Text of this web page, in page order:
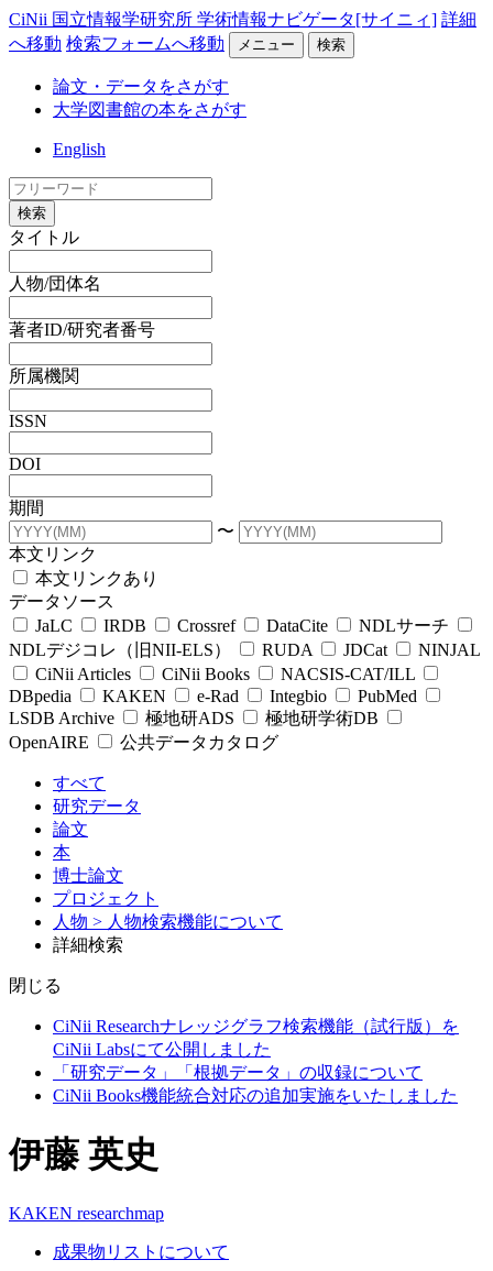
CiNii 国立情報学研究所 学術情報ナビゲータ[サイニィ] 詳細
へ移動 検索フォームへ移動 メニュー 検索
論文・データをさがす
大学図書館の本をさがす
English
検索
タイトル
人物/団体名
著者ID/研究者番号
所属機関
ISSN
DOI
期間
〜
本文リンク
本文リンクあり
データソース
JaLC
IRDB Crossref DataCite
NDLサーチ
NDLデジコレ（旧NII-ELS）
RUDA JDCat
NINJAL
CiNii Articles
CiNii Books
NACSIS-CAT/ILL
DBpedia
KAKEN e-Rad Integbio
PubMed
LSDB Archive
極地研ADS
極地研学術DB
OpenAIRE
公共データカタログ
すべて
研究データ
論文
本
博士論文
プロジェクト
人物 > 人物検索機能について
詳細検索
閉じる
CiNii Researchナレッジグラフ検索機能（試行版）を
CiNii Labsにて公開しました
「研究データ」「根拠データ」の収録について
CiNii Books機能統合対応の追加実施をいたしました
伊藤 英史
KAKEN researchmap
成果物リストについて